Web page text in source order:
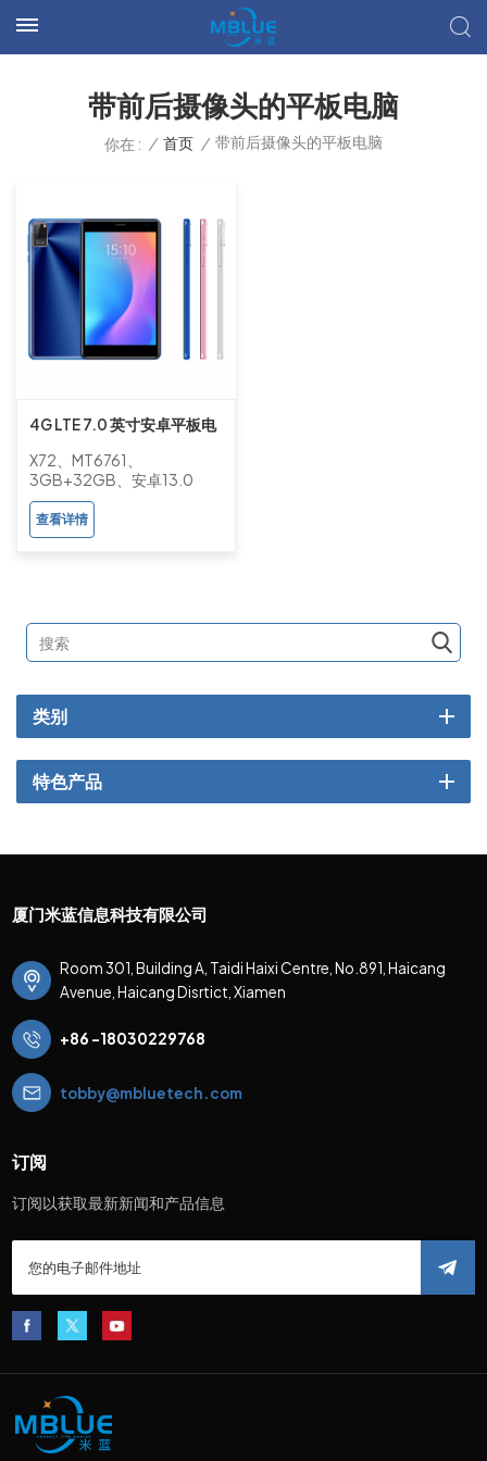
带前后摄像头的平板电脑
你在 : / 首页 / 带前后摄像头的平板电脑
4G LTE 7.0 英寸安卓平板电
脑带摄像头
X72、MT6761、
3GB+32GB、安卓13.0
查看详情
类别
特色产品
厦门米蓝信息科技有限公司
Room 301, Building A, Taidi Haixi Centre, No.891, Haicang
Avenue, Haicang Disrtict, Xiamen
+86 -18030229768
tobby@mbluetech.com
订阅
订阅以获取最新新闻和产品信息